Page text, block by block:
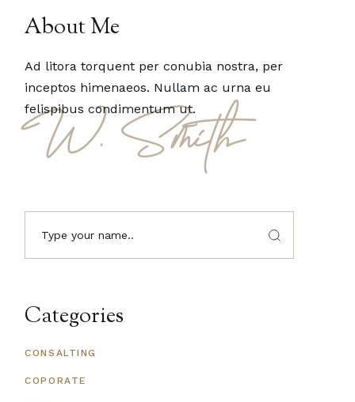
About Me
Ad litora torquent per conubia nostra, per
inceptos himenaeos. Nullam ac urna eu
felispibus condimentum ut.
W. Smith
Categories
CONSALTING
COPORATE